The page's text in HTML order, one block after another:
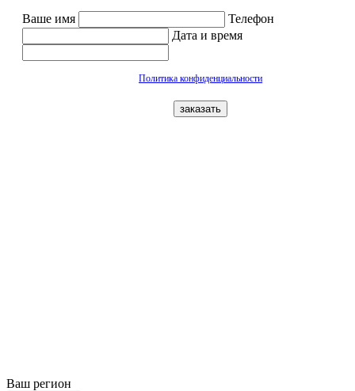
Ваше имя
Телефон
Дата и время
Политика конфиденциальности
заказать
Ваш регион